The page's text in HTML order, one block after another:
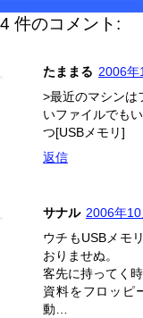
4 件のコメント:
たままる 2006年
>最近のマシンは
いファイルでも
つ[USBメモリ]
返信
サナル 2006年
ウチもUSBメモ
おりませぬ。
客先に持ってく
資料をフロッピ
動…